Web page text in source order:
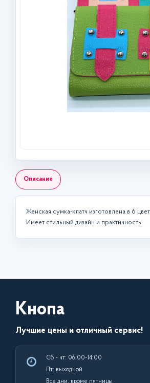
Описание
Женская сумка-клатч изготовлена в 6
Имеет стильный дизайн и практичность.
Кнопа
Лучшие цены и отличный сервис!
Сб - чт: 06:00-14:00
Пт: выходной
Все дни, кроме пятницы